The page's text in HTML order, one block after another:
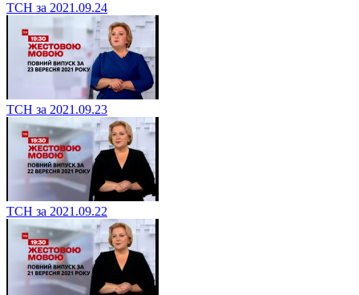
ТСН за 2021.09.24
ТСН за 2021.09.23
ТСН за 2021.09.22